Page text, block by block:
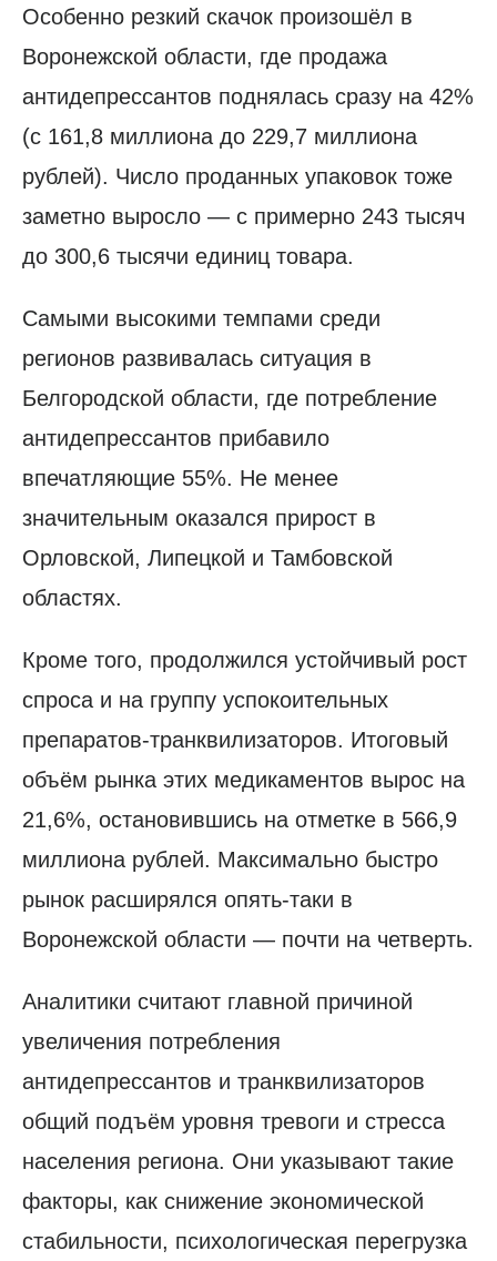
Особенно резкий скачок произошёл в
Воронежской области, где продажа
антидепрессантов поднялась сразу на 42%
(с 161,8 миллиона до 229,7 миллиона
рублей). Число проданных упаковок тоже
заметно выросло — с примерно 243 тысяч
до 300,6 тысячи единиц товара.
Самыми высокими темпами среди
регионов развивалась ситуация в
Белгородской области, где потребление
антидепрессантов прибавило
впечатляющие 55%. Не менее
значительным оказался прирост в
Орловской, Липецкой и Тамбовской
областях.
Кроме того, продолжился устойчивый рост
спроса и на группу успокоительных
препаратов-транквилизаторов. Итоговый
объём рынка этих медикаментов вырос на
21,6%, остановившись на отметке в 566,9
миллиона рублей. Максимально быстро
рынок расширялся опять-таки в
Воронежской области — почти на четверть.
Аналитики считают главной причиной
увеличения потребления
антидепрессантов и транквилизаторов
общий подъём уровня тревоги и стресса
населения региона. Они указывают такие
факторы, как снижение экономической
стабильности, психологическая перегрузка